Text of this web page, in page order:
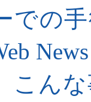
での
こん